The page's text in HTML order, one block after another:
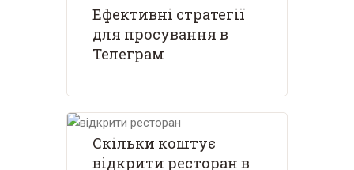
Ефективні стратегії
для просування в
Телеграм
Скільки коштує
відкрити ресторан в